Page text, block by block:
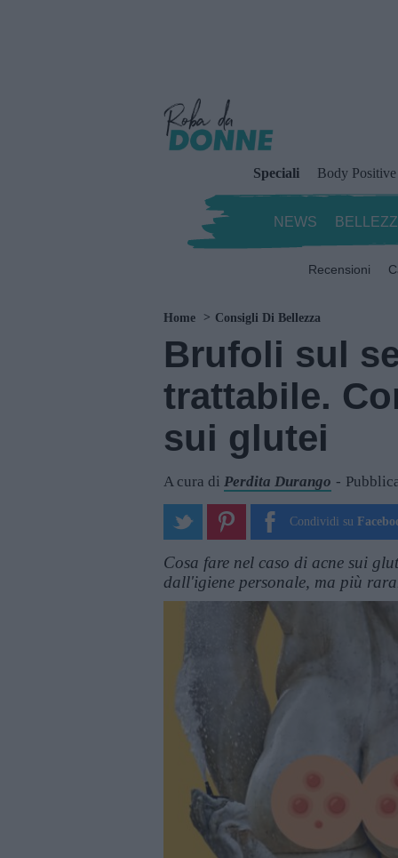
Speciali Body Positive
NEWS
Recensioni
Home Consigli Di Bellezza
Brufoli sul
trattabile.
sui glutei
A cura di Perdita Durango
Condividi su
Cosa fare nel caso di acne sui
dall'igiene personale, ma più